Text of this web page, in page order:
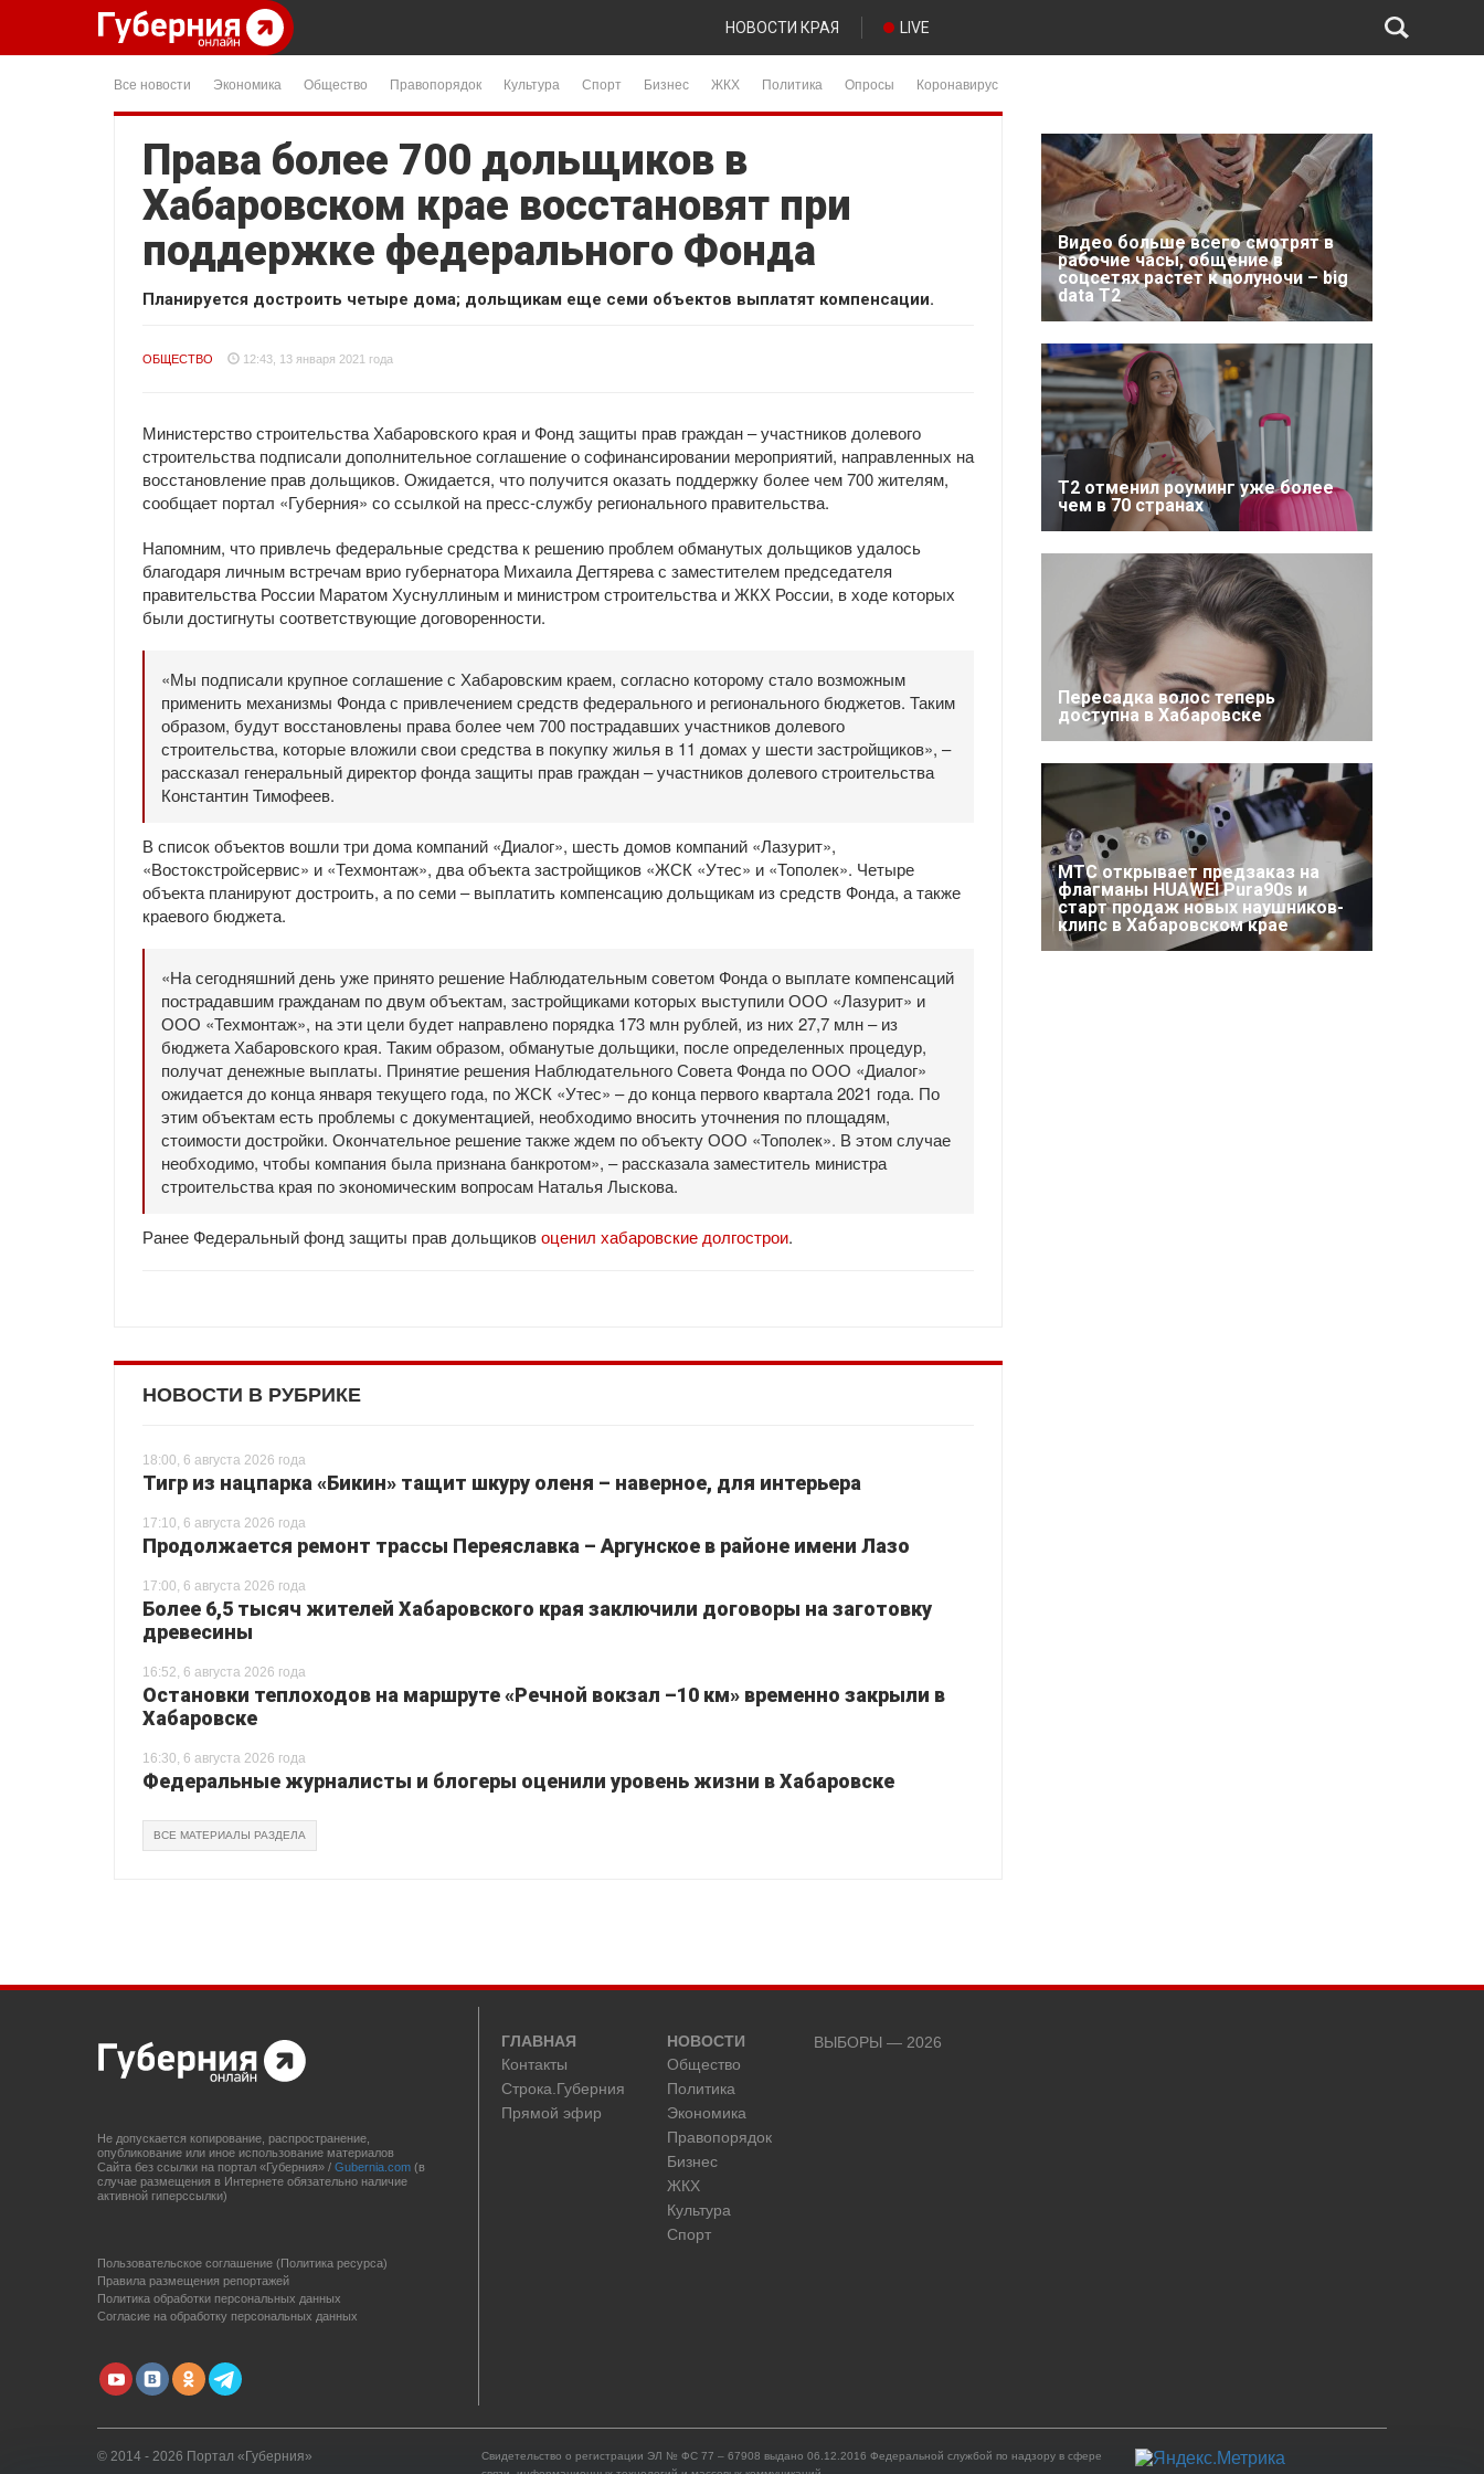
НОВОСТИ КРАЯ LIVE
Все новости Экономика Общество Правопорядок Культура Спорт Бизнес ЖКХ Политика Опросы Коронавирус
Права более 700 дольщиков в
Хабаровском крае восстановят при
поддержке федерального Фонда
Планируется достроить четыре дома; дольщикам еще семи объектов выплатят компенсации.
ОБЩЕСТВО 12:43, 13 января 2021 года
Министерство строительства Хабаровского края и Фонд защиты прав граждан – участников долевого
строительства подписали дополнительное соглашение о софинансировании мероприятий, направленных на
восстановление прав дольщиков. Ожидается, что получится оказать поддержку более чем 700 жителям,
сообщает портал «Губерния» со ссылкой на пресс-службу регионального правительства.
Напомним, что привлечь федеральные средства к решению проблем обманутых дольщиков удалось
благодаря личным встречам врио губернатора Михаила Дегтярева с заместителем председателя
правительства России Маратом Хуснуллиным и министром строительства и ЖКХ России, в ходе которых
были достигнуты соответствующие договоренности.
«Мы подписали крупное соглашение с Хабаровским краем, согласно которому стало возможным
применить механизмы Фонда с привлечением средств федерального и регионального бюджетов. Таким
образом, будут восстановлены права более чем 700 пострадавших участников долевого
строительства, которые вложили свои средства в покупку жилья в 11 домах у шести застройщиков», –
рассказал генеральный директор фонда защиты прав граждан – участников долевого строительства
Константин Тимофеев.
В список объектов вошли три дома компаний «Диалог», шесть домов компаний «Лазурит»,
«Востокстройсервис» и «Техмонтаж», два объекта застройщиков «ЖСК «Утес» и «Тополек». Четыре
объекта планируют достроить, а по семи – выплатить компенсацию дольщикам из средств Фонда, а также
краевого бюджета.
«На сегодняшний день уже принято решение Наблюдательным советом Фонда о выплате компенсаций
пострадавшим гражданам по двум объектам, застройщиками которых выступили ООО «Лазурит» и
ООО «Техмонтаж», на эти цели будет направлено порядка 173 млн рублей, из них 27,7 млн – из
бюджета Хабаровского края. Таким образом, обманутые дольщики, после определенных процедур,
получат денежные выплаты. Принятие решения Наблюдательного Совета Фонда по ООО «Диалог»
ожидается до конца января текущего года, по ЖСК «Утес» – до конца первого квартала 2021 года. По
этим объектам есть проблемы с документацией, необходимо вносить уточнения по площадям,
стоимости достройки. Окончательное решение также ждем по объекту ООО «Тополек». В этом случае
необходимо, чтобы компания была признана банкротом», – рассказала заместитель министра
строительства края по экономическим вопросам Наталья Лыскова.
Ранее Федеральный фонд защиты прав дольщиковоценил хабаровские долгострои.
НОВОСТИ В РУБРИКЕ
18:00, 6 августа 2026 года
Тигр из нацпарка «Бикин» тащит шкуру оленя – наверное, для интерьера
17:10, 6 августа 2026 года
Продолжается ремонт трассы Переяславка – Аргунское в районе имени Лазо
17:00, 6 августа 2026 года
Более 6,5 тысяч жителей Хабаровского края заключили договоры на заготовку
древесины
16:52, 6 августа 2026 года
Остановки теплоходов на маршруте «Речной вокзал –10 км» временно закрыли в
Хабаровске
16:30, 6 августа 2026 года
Федеральные журналисты и блогеры оценили уровень жизни в Хабаровске
ВСЕ МАТЕРИАЛЫ РАЗДЕЛА
Видео больше всего смотрят в
рабочие часы, общение в
соцсетях растет к полуночи – big
data T2
Т2 отменил роуминг уже более
чем в 70 странах
Пересадка волос теперь
доступна в Хабаровске
МТС открывает предзаказ на
флагманы HUAWEI Pura90s и
старт продаж новых наушников-
клипс в Хабаровском крае
Не допускается копирование, распространение,
опубликование или иное использование материалов
Сайта без ссылки на портал «Губерния» / Gubernia.com (в
случае размещения в Интернете обязательно наличие
активной гиперссылки)
Пользовательское соглашение (Политика ресурса)
Правила размещения репортажей
Политика обработки персональных данных
Согласие на обработку персональных данных
ГЛАВНАЯ
Контакты
Строка.Губерния
Прямой эфир
НОВОСТИ
Общество
Политика
Экономика
Правопорядок
Бизнес
ЖКХ
Культура
Спорт
ВЫБОРЫ — 2026
© 2014 - 2026 Портал «Губерния»
Свидетельство о регистрации ЭЛ № ФС 77 – 67908 выдано 06.12.2016 Федеральной службой по надзору в сфере